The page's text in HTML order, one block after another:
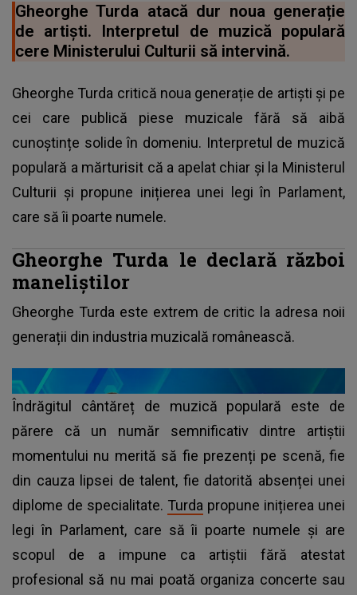
Gheorghe Turda atacă dur noua generație
de artiști. Interpretul de muzică populară
cere Ministerului Culturii să intervină.
Gheorghe Turda critică noua generație de artiști și pe
cei care publică piese muzicale fără să aibă
cunoștințe solide în domeniu. Interpretul de muzică
populară a mărturisit că a apelat chiar și la Ministerul
Culturii și propune inițierea unei legi în Parlament,
care să îi poarte numele.
Gheorghe Turda le declară război
maneliștilor
Gheorghe Turda este extrem de critic la adresa noii
generații din industria muzicală românească.
Îndrăgitul cântăreț de muzică populară este de
părere că un număr semnificativ dintre artiștii
momentului nu merită să fie prezenți pe scenă, fie
din cauza lipsei de talent, fie datorită absenței unei
diplome de specialitate. Turda propune inițierea unei
legi în Parlament, care să îi poarte numele și are
scopul de a impune ca artiștii fără atestat
profesional să nu mai poată organiza concerte sau